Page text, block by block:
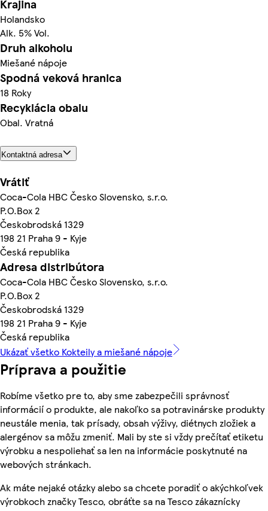
Krajina
Holandsko
Alk. 5% Vol.
Druh alkoholu
Miešané nápoje
Spodná veková hranica
18 Roky
Recyklácia obalu
Obal. Vratná
Kontaktná adresa
Vrátiť
Coca-Cola HBC Česko Slovensko, s.r.o.
P.O.Box 2
Českobrodská 1329
198 21 Praha 9 - Kyje
Česká republika
Adresa distribútora
Coca-Cola HBC Česko Slovensko, s.r.o.
P.O.Box 2
Českobrodská 1329
198 21 Praha 9 - Kyje
Česká republika
Ukázať všetko Kokteily a miešané nápoje
Príprava a použitie
Robíme všetko pre to, aby sme zabezpečili správnosť
informácií o produkte, ale nakoľko sa potravinárske produkty
neustále menia, tak prísady, obsah výživy, diétnych zložiek a
alergénov sa môžu zmeniť. Mali by ste si vždy prečítať etiketu
výrobku a nespoliehať sa len na informácie poskytnuté na
webových stránkach.
Ak máte nejaké otázky alebo sa chcete poradiť o akýchkoľvek
výrobkoch značky Tesco, obráťte sa na Tesco zákaznícky